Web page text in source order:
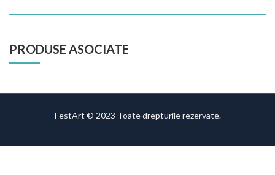
PRODUSE ASOCIATE
FestArt © 2023 Toate drepturile rezervate.